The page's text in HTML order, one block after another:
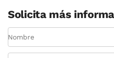
Solicita más
Nombre